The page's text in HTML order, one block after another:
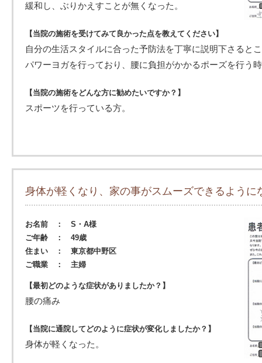
緩和し、ぶりかえすことが無くなった。
【当院の施術を受けてみて良かった点を教えてください】
自分の生活スタイルに合った予防法を丁寧に説明下さると
パワーヨガを行っており、腰に負担がかかるポーズを行う
【当院の施術をどんな方に勧めたいですか？】
スポーツを行っている方。
身体が軽くなり、家の事がスムーズできるように
お名前 ： S・A様
ご年齢 ： 49歳
住まい ： 東京都中野区
ご職業 ： 主婦
【最初どのような症状がありましたか？】
腰の痛み
【当院に通院してどのように症状が変化しましたか？】
身体が軽くなった。